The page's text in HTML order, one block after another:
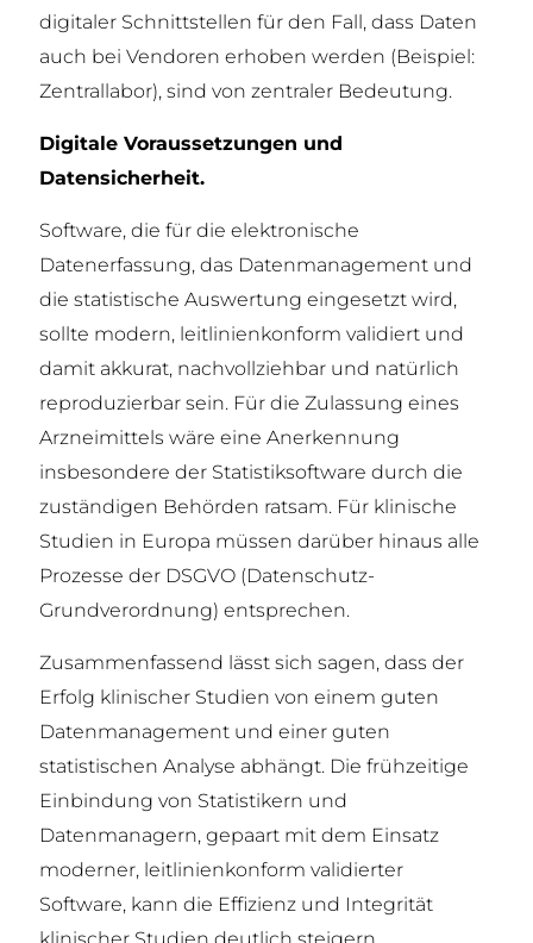
digitaler Schnittstellen für den Fall, dass Daten
auch bei Vendoren erhoben werden (Beispiel:
Zentrallabor), sind von zentraler Bedeutung.
Digitale Voraussetzungen und
Datensicherheit.
Software, die für die elektronische
Datenerfassung, das Datenmanagement und
die statistische Auswertung eingesetzt wird,
sollte modern, leitlinienkonform validiert und
damit akkurat, nachvollziehbar und natürlich
reproduzierbar sein. Für die Zulassung eines
Arzneimittels wäre eine Anerkennung
insbesondere der Statistiksoftware durch die
zuständigen Behörden ratsam. Für klinische
Studien in Europa müssen darüber hinaus alle
Prozesse der DSGVO (Datenschutz-
Grundverordnung) entsprechen.
Zusammenfassend lässt sich sagen, dass der
Erfolg klinischer Studien von einem guten
Datenmanagement und einer guten
statistischen Analyse abhängt. Die frühzeitige
Einbindung von Statistikern und
Datenmanagern, gepaart mit dem Einsatz
moderner, leitlinienkonform validierter
Software, kann die Effizienz und Integrität
klinischer Studien deutlich steigern.